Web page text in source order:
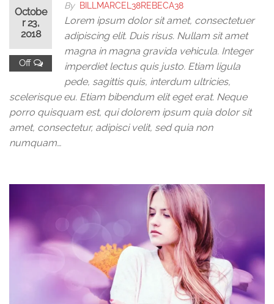
By BILLMARCEL38REBECA38
Octobe
r 23,
2018
Off
Lorem ipsum dolor sit amet, consectetuer
adipiscing elit. Duis risus. Nullam sit amet
magna in magna gravida vehicula. Integer
imperdiet lectus quis justo. Etiam ligula
pede, sagittis quis, interdum ultricies,
scelerisque eu. Etiam bibendum elit eget erat. Neque
porro quisquam est, qui dolorem ipsum quia dolor sit
amet, consectetur, adipisci velit, sed quia non
numquam…